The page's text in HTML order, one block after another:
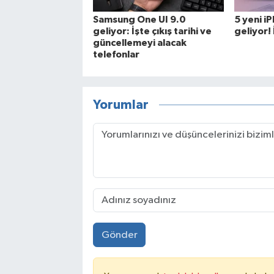
Samsung One UI 9.0
geliyor: İşte çıkış tarihi ve
güncellemeyi alacak
telefonlar
5 yeni
geliyor!
Yorumlar
Gönder